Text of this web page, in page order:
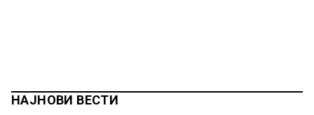
НАЈНОВИ ВЕСТИ